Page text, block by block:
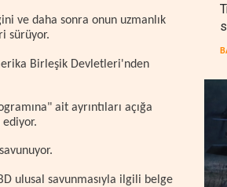
ve daha sonra onun uzmanlık
sürüyor.
Birleşik Devletleri'nden
ait ayrıntıları açığa
ulusal savunmasıyla ilgili belge